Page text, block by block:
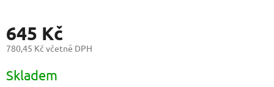
645 Kč
780,45 Kč včetně DPH
cena:
Skladem